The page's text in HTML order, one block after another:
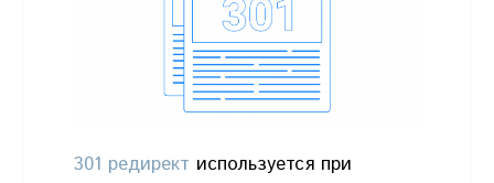
301 редирект используется при